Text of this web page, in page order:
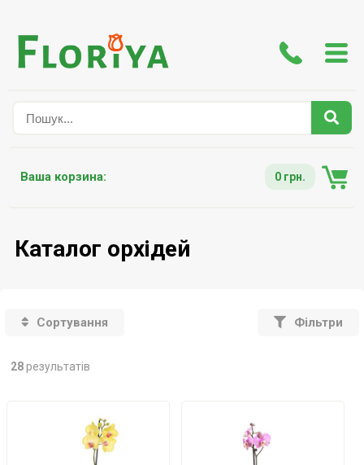
Ваша корзина: 0 грн.
Каталог орхідей
Сортування Фільтри
28результатів